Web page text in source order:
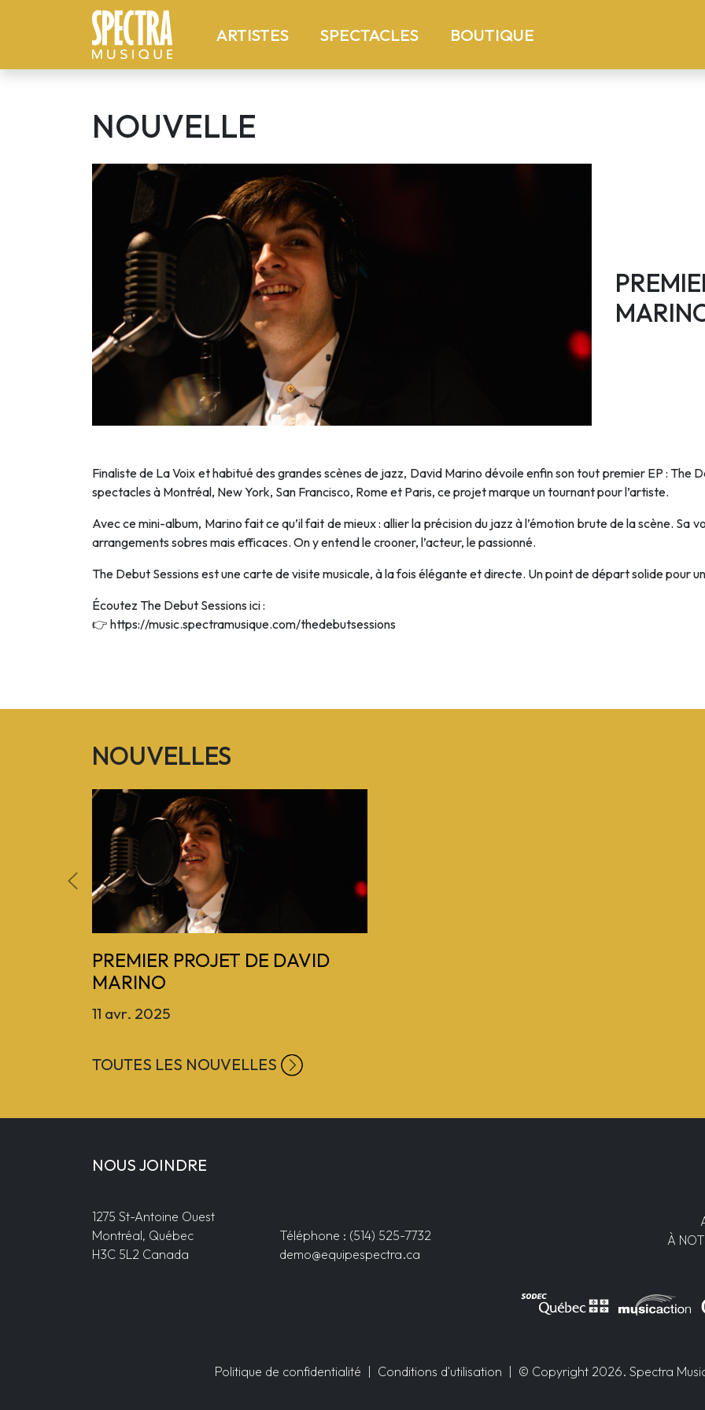
ARTISTES(current)SPECTACLES(current)BOUTIQUE
NOUVELLE
Finaliste de La Voix et habitué des grandes scènes de jazz, David Marino dévoile enfin son tout premier EP : The
spectacles à Montréal, New York, San Francisco, Rome et Paris, ce projet marque un tournant pour l’artiste.
Avec ce mini-album, Marino fait ce qu’il fait de mieux : allier la précision du jazz à l’émotion brute de la scène. Sa
arrangements sobres mais efficaces. On y entend le crooner, l’acteur, le passionné.
The Debut Sessions est une carte de visite musicale, à la fois élégante et directe. Un point de départ solide pour
Écoutez The Debut Sessions ici :
👉 https://music.spectramusique.com/thedebutsessions
NOUVELLES
PREMIER PROJET DE DAVID
MARINO
11 avr. 2025
Previous
TOUTES LES NOUVELLES
NOUS JOINDRE
1275 St-Antoine Ouest
Montréal, Québec
H3C 5L2 Canada
Téléphone : (514) 525-7732
demo@equipespectra.ca
À
Politique de confidentialité Conditions d'utilisation | © Copyright 2026. Spectra